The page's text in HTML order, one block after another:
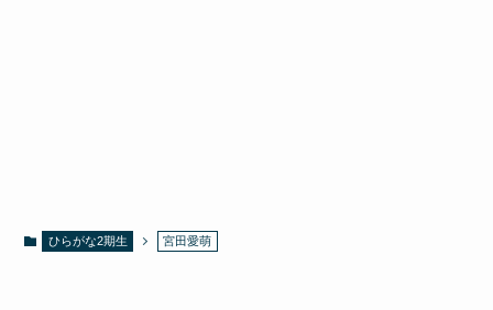
ひらがな2期生 宮田愛萌